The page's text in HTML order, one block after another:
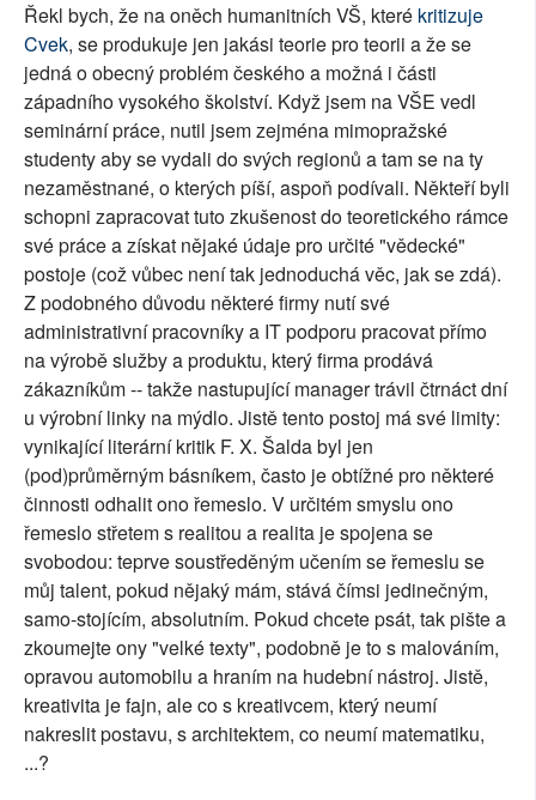
Řekl bych, že na oněch humanitních VŠ, které kritizuje
Cvek, se produkuje jen jakási teorie pro teorii a že se
jedná o obecný problém českého a možná i části
západního vysokého školství. Když jsem na VŠE vedl
seminární práce, nutil jsem zejména mimopražské
studenty aby se vydali do svých regionů a tam se na ty
nezaměstnané, o kterých píší, aspoň podívali. Někteří byli
schopni zapracovat tuto zkušenost do teoretického rámce
své práce a získat nějaké údaje pro určité "vědecké"
postoje (což vůbec není tak jednoduchá věc, jak se zdá).
Z podobného důvodu některé firmy nutí své
administrativní pracovníky a IT podporu pracovat přímo
na výrobě služby a produktu, který firma prodává
zákazníkům -- takže nastupující manager trávil čtrnáct dní
u výrobní linky na mýdlo. Jistě tento postoj má své limity:
vynikající literární kritik F. X. Šalda byl jen
(pod)průměrným básníkem, často je obtížné pro některé
činnosti odhalit ono řemeslo. V určitém smyslu ono
řemeslo střetem s realitou a realita je spojena se
svobodou: teprve soustředěným učením se řemeslu se
můj talent, pokud nějaký mám, stává čímsi jedinečným,
samo-stojícím, absolutním. Pokud chcete psát, tak pište a
zkoumejte ony "velké texty", podobně je to s malováním,
opravou automobilu a hraním na hudební nástroj. Jistě,
kreativita je fajn, ale co s kreativcem, který neumí
nakreslit postavu, s architektem, co neumí matematiku,
...?